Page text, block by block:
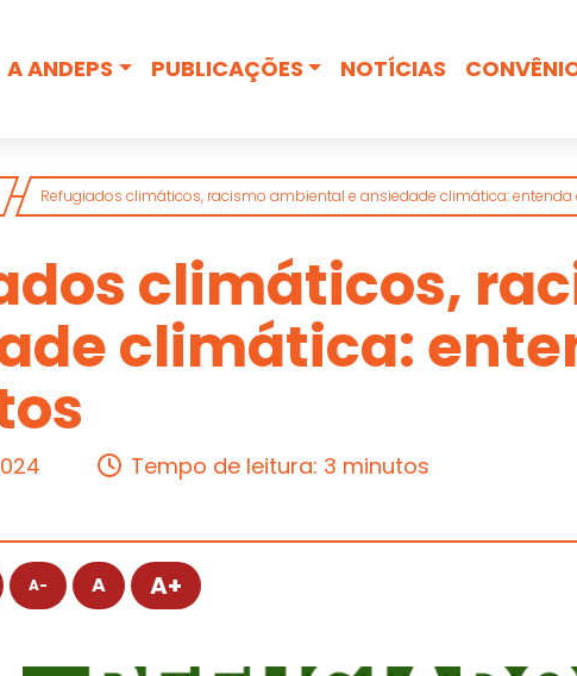
A ANDEPS
PUBLICAÇÕES NOTÍCIAS
Refugiados climáticos, racismo ambiental e ansiedade climática: entenda
climáticos,
climática:
Tempo de leitura: 3 minutos
A- A A+